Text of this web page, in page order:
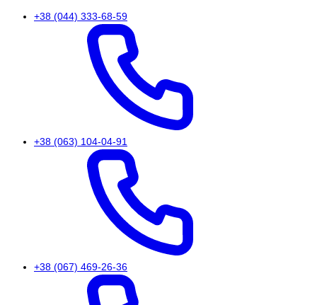
+38 (044) 333-68-59
+38 (063) 104-04-91
+38 (067) 469-26-36